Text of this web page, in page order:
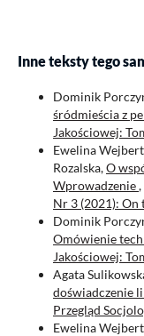
Inne teksty tego
Dominik
śródmieścia z
Jakościowej:
Ewelina
Rozalska,O
Wprowadzenie,
Nr 3 (2021): On
Dominik
Omówienie
Jakościowej:
Agata
doświadczenie
Przegląd
Ewelina